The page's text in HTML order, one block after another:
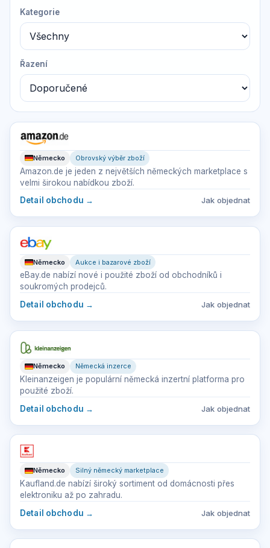
Kategorie
Řazení
Německo Obrovský výběr zboží
Amazon.de je jeden z největších německých marketplace s
velmi širokou nabídkou zboží.
Detail obchodu → Jak objednat
Německo Aukce i bazarové zboží
eBay.de nabízí nové i použité zboží od obchodníků i
soukromých prodejců.
Detail obchodu → Jak objednat
Německo Německá inzerce
Kleinanzeigen je populární německá inzertní platforma pro
použité zboží.
Detail obchodu → Jak objednat
Německo Silný německý marketplace
Kaufland.de nabízí široký sortiment od domácnosti přes
elektroniku až po zahradu.
Detail obchodu → Jak objednat